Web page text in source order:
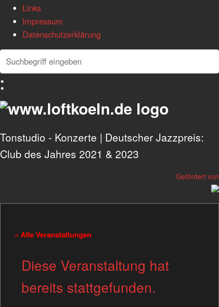
Links
Impressum
Datenschutzerklärung
Search
Search
Tonstudio - Konzerte | Deutscher Jazzpreis:
Club des Jahres 2021 & 2023
Gefördert von
« Alle Veranstaltungen
Diese Veranstaltung hat
bereits stattgefunden.